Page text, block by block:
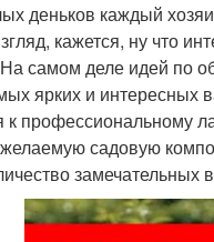
деньков каждый
кажется, ну что
самом деле идей по
ярких и интересных
к профессиональному
садовую
замечательных